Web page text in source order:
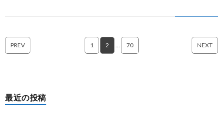
PREV 1 2 … 70 NEXT
最近の投稿